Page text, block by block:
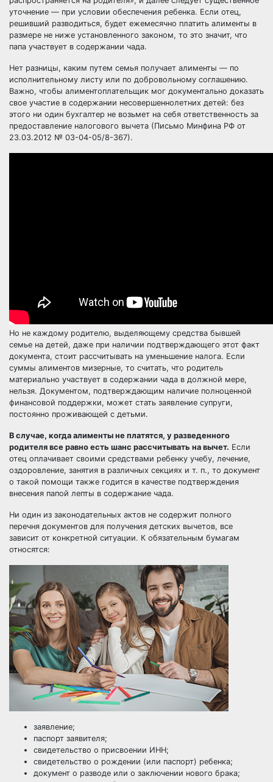
уточнение — при условии обеспечения ребенка. Если отец,
решивший разводиться, будет ежемесячно платить алименты в
размере не ниже установленного законом, то это значит, что
папа участвует в содержании чада.
Нет разницы, каким путем семья получает алименты — по
исполнительному листу или по добровольному соглашению.
Важно, чтобы алиментоплательщик мог документально доказать
свое участие в содержании несовершеннолетних детей: без
этого ни один бухгалтер не возьмет на себя ответственность за
предоставление налогового вычета (Письмо Минфина РФ от
23.03.2012 № 03-04-05/8-367).
Но не каждому родителю, выделяющему средства бывшей
семье на детей, даже при наличии подтверждающего этот факт
документа, стоит рассчитывать на уменьшение налога. Если
суммы алиментов мизерные, то считать, что родитель
материально участвует в содержании чада в должной мере,
нельзя. Документом, подтверждающим наличие полноценной
финансовой поддержки, может стать заявление супруги,
постоянно проживающей с детьми.
В случае, когда алименты не платятся, у разведенного
родителя все равно есть шанс рассчитывать на вычет. Если
отец оплачивает своими средствами ребенку учебу, лечение,
оздоровление, занятия в различных секциях и т. п., то документ
о такой помощи также годится в качестве подтверждения
внесения папой лепты в содержание чада.
Ни один из законодательных актов не содержит полного
перечня документов для получения детских вычетов, все
зависит от конкретной ситуации. К обязательным бумагам
относятся:
заявление;
паспорт заявителя;
свидетельство о присвоении ИНН;
свидетельство о рождении (или паспорт) ребенка;
документ о разводе или о заключении нового брака;